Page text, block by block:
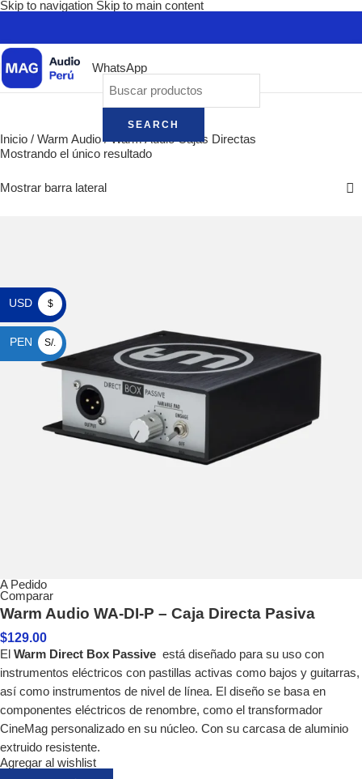
Skip to navigation Skip to main content
WhatsApp
SEARCH
Inicio / Warm Audio/ Warm Audio Cajas Directas
Mostrando el único resultado
Mostrar barra lateral
A Pedido
Comparar
Warm Audio WA-DI-P – Caja Directa Pasiva
$129.00
El Warm Direct Box Passive está diseñado para su uso con
instrumentos eléctricos con pastillas activas como bajos y guitarras,
así como instrumentos de nivel de línea. El diseño se basa en
componentes eléctricos de renombre, como el transformador
CineMag personalizado en su núcleo. Con su carcasa de aluminio
extruido resistente.
Agregar al wishlist
USD $
PEN S/.